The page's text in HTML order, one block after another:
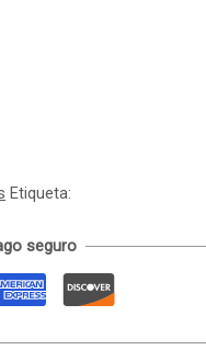
Etiqueta:
seguro